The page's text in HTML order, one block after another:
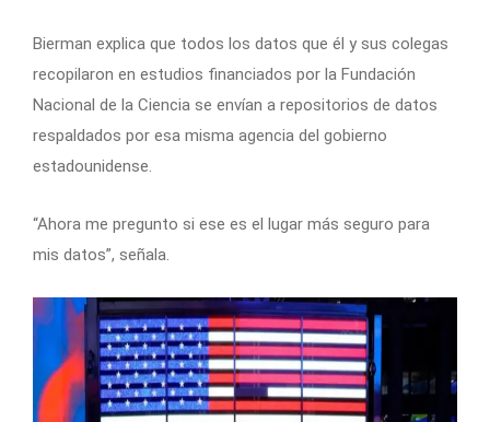
Bierman explica que todos los datos que él y sus colegas
recopilaron en estudios financiados por la Fundación
Nacional de la Ciencia se envían a repositorios de datos
respaldados por esa misma agencia del gobierno
estadounidense.
“Ahora me pregunto si ese es el lugar más seguro para
mis datos”, señala.